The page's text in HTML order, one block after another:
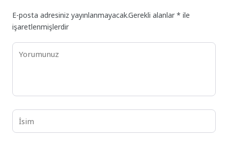
E-posta adresiniz yayınlanmayacak.Gerekli alanlar* ile
işaretlenmişlerdir